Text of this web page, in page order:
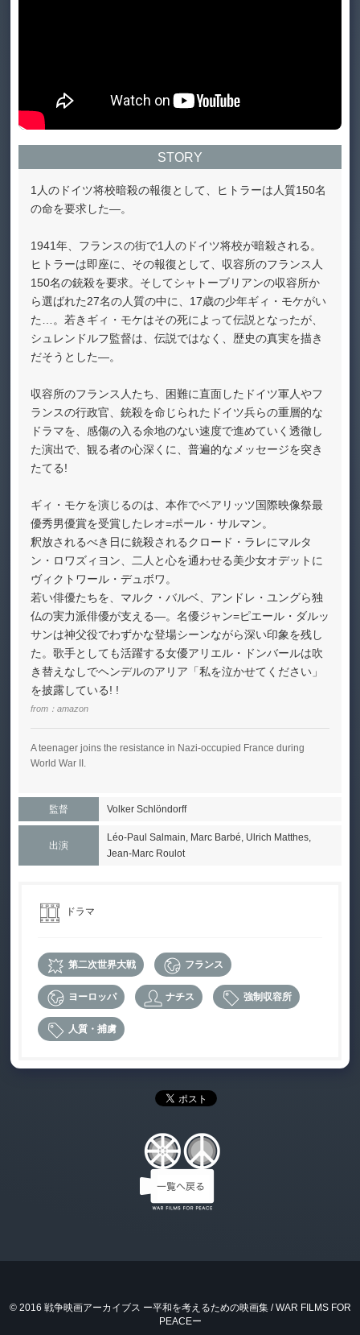
STORY
1人のドイツ将校暗殺の報復として、ヒトラーは人質150名
の命を要求した―。
1941年、フランスの街で1人のドイツ将校が暗殺される。
ヒトラーは即座に、その報復として、収容所のフランス人
150名の銃殺を要求。そしてシャトーブリアンの収容所か
ら選ばれた27名の人質の中に、17歳の少年ギィ・モケがい
た…。若きギィ・モケはその死によって伝説となったが、
シュレンドルフ監督は、伝説ではなく、歴史の真実を描き
だそうとした―。
収容所のフランス人たち、困難に直面したドイツ軍人やフ
ランスの行政官、銃殺を命じられたドイツ兵らの重層的な
ドラマを、感傷の入る余地のない速度で進めていく透徹し
た演出で、観る者の心深くに、普遍的なメッセージを突き
たてる!
ギィ・モケを演じるのは、本作でベアリッツ国際映像祭最
優秀男優賞を受賞したレオ=ポール・サルマン。
釈放されるべき日に銃殺されるクロード・ラレにマルタ
ン・ロワズィヨン、二人と心を通わせる美少女オデットに
ヴィクトワール・デュボワ。
若い俳優たちを、マルク・バルベ、アンドレ・ユングら独
仏の実力派俳優が支える―。名優ジャン=ピエール・ダルッ
サンは神父役でわずかな登場シーンながら深い印象を残し
た。歌手としても活躍する女優アリエル・ドンバールは吹
き替えなしでヘンデルのアリア「私を泣かせてください」
を披露している! !
from： amazon
A teenager joins the resistance in Nazi-occupied France during
World War II.
監督 Volker Schlöndorff
出演
Léo-Paul Salmain, Marc Barbé, Ulrich Matthes,
Jean-Marc Roulot
ドラマ
第二次世界大戦 フランス
ヨーロッパ ナチス 強制収容所
人質・捕虜
© 2016 戦争映画アーカイブス ー平和を考えるための映画集 / WAR FILMS FOR
PEACEー